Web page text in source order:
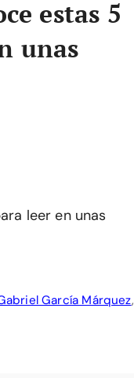
estas 5
unas
leer en unas
García Márquez,